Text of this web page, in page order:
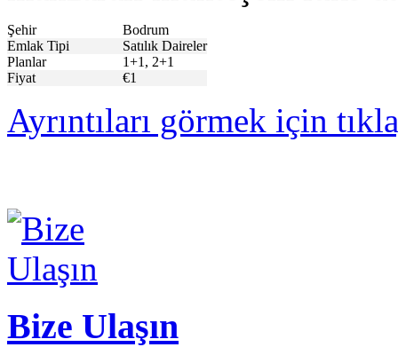
Şehir
Bodrum
Emlak Tipi
Satılık Daireler
Planlar
1+1, 2+1
Fiyat
€1
Ayrıntıları görmek için
Bize Ulaşın